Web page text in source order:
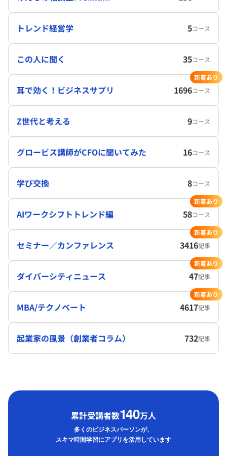
トレンド経営学 5コース
この人に聞く 35コース
耳で効く！ビジネスサプリ 1696コース
新着あり
Z世代と考える 9コース
グロービス講師がCFOに聞いてみた 16コース
学び交換 8コース
AIワークシフトトレンド編 58コース
新着あり
セミナー／カンファレンス 3416記事
新着あり
ダイバーシティニュース 47記事
新着あり
MBA/テクノベート 4617記事
新着あり
起業家の風景（創業者コラム） 732記事
累計受講者数140万人
多くのビジネスパーソンが、
スキマ時間学習にアプリを活用しています